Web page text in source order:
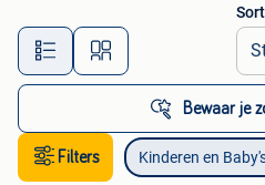
Alle
Bewaar je
Filters Kinderen en